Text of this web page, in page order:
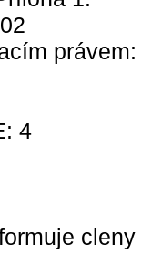
právem:
4